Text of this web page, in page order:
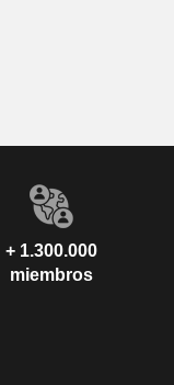
+ 1.300.000
miembros